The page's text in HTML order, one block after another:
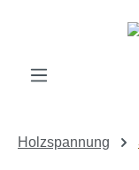
Zum Hauptinhalt
Holzspannung